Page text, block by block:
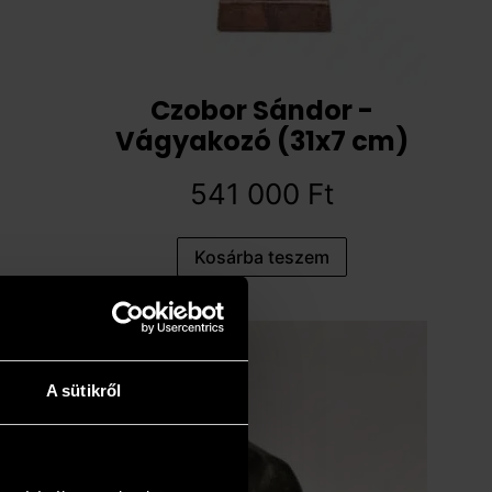
A sütikről
Czobor Sándor -
Vágyakozó (31x7 cm)
541 000 Ft
Kosárba teszem